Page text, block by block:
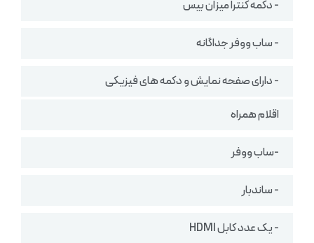
- دکمه کنترا میزان بیس
- ساب ووفر جداگانه
- دارای صفحه نمایش و دکمه های فیزیکی
اقلام همراه
-ساب ووفر
- ساندبار
- یک عدد کابل HDMI